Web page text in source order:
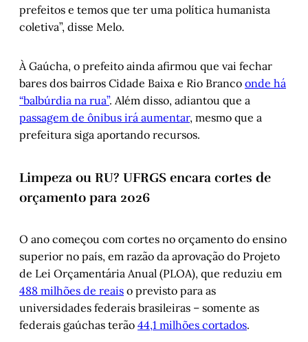
prefeitos e temos que ter uma política humanista
coletiva”, disse Melo.
À Gaúcha, o prefeito ainda afirmou que vai fechar
bares dos bairros Cidade Baixa e Rio Branco onde há
“balbúrdia na rua”. Além disso, adiantou que a
passagem de ônibus irá aumentar, mesmo que a
prefeitura siga aportando recursos.
Limpeza ou RU? UFRGS encara cortes de
orçamento para 2026
O ano começou com cortes no orçamento do ensino
superior no país, em razão da aprovação do Projeto
de Lei Orçamentária Anual (PLOA), que reduziu em
488 milhões de reais o previsto para as
universidades federais brasileiras – somente as
federais gaúchas terão 44,1 milhões cortados.